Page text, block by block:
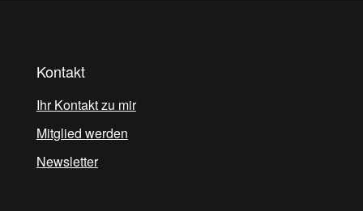
Kontakt
Ihr Kontakt zu mir
Mitglied werden
Newsletter